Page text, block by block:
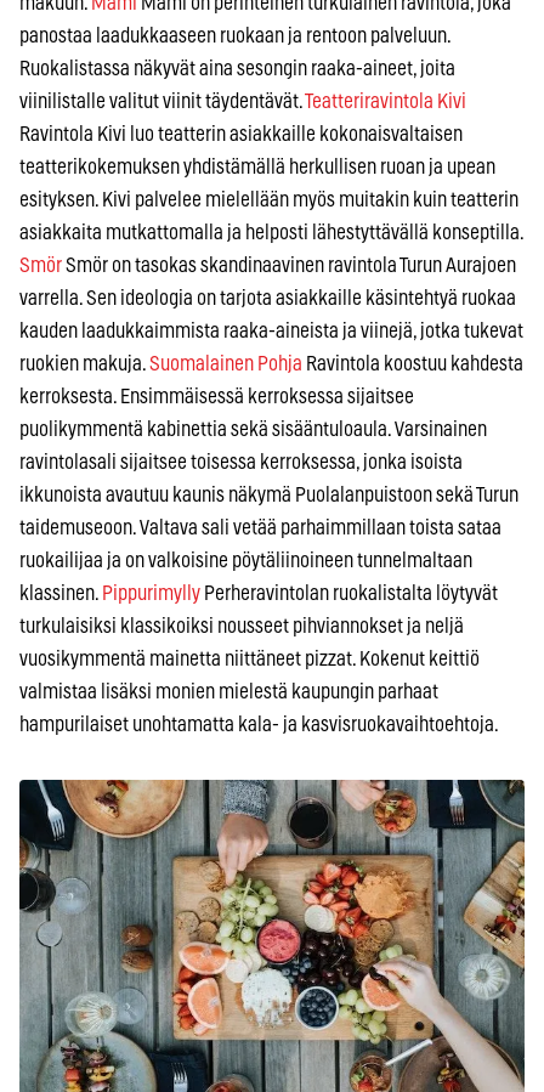
panostaa laadukkaaseen ruokaan ja rentoon palveluun.
Ruokalistassa näkyvät aina sesongin raaka-aineet, joita
viinilistalle valitut viinit täydentävät.Teatteriravintola Kivi
Ravintola Kivi luo teatterin asiakkaille kokonaisvaltaisen
teatterikokemuksen yhdistämällä herkullisen ruoan ja upean
esityksen. Kivi palvelee mielellään myös muitakin kuin teatterin
asiakkaita mutkattomalla ja helposti lähestyttävällä konseptilla.
SmörSmör on tasokas skandinaavinen ravintola Turun Aurajoen
varrella. Sen ideologia on tarjota asiakkaille käsintehtyä ruokaa
kauden laadukkaimmista raaka-aineista ja viinejä, jotka tukevat
ruokien makuja.Suomalainen Pohja Ravintola koostuu kahdesta
kerroksesta. Ensimmäisessä kerroksessa sijaitsee
puolikymmentä kabinettia sekä sisääntuloaula. Varsinainen
ravintolasali sijaitsee toisessa kerroksessa, jonka isoista
ikkunoista avautuu kaunis näkymä Puolalanpuistoon sekä Turun
taidemuseoon. Valtava sali vetää parhaimmillaan toista sataa
ruokailijaa ja on valkoisine pöytäliinoineen tunnelmaltaan
klassinen. Pippurimylly Perheravintolan ruokalistalta löytyvät
turkulaisiksi klassikoiksi nousseet pihviannokset ja neljä
vuosikymmentä mainetta niittäneet pizzat. Kokenut keittiö
valmistaa lisäksi monien mielestä kaupungin parhaat
hampurilaiset unohtamatta kala- ja kasvisruokavaihtoehtoja.